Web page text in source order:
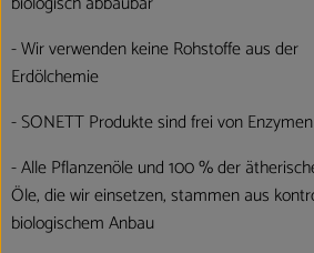
- Wir verwenden keine Rohstoffe aus der
Erdölchemie
- SONETT Produkte sind frei von Enzymen
- Alle Pflanzenöle und 100 % der
Öle, die wir einsetzen, stammen aus
biologischem Anbau